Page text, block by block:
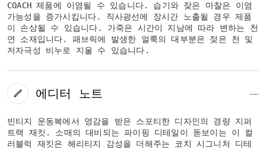
COACH 제품에 이염될 수 있습니다. 습기와 잦은 마찰은 이염
가능성을 증가시킵니다. 직사광선에 장시간 노출될 경우 제품
이 손상될 수 있습니다. 가죽은 시간이 지남에 따라 변하는 천
연 소재입니다. 패브릭에 발생한 얼룩의 대부분은 젖은 천 및
저자극성 비누로 지울 수 있습니다.
에디터 노트
빈티지 운동복에서 영감을 받은 스포티한 디자인의 경량 지퍼
트랙 재킷. 소매의 대비되는 파이핑 디테일이 돋보이는 이 컬
러블럭 재킷은 헤리티지 감성을 더해주는 코치 시그니처 디테